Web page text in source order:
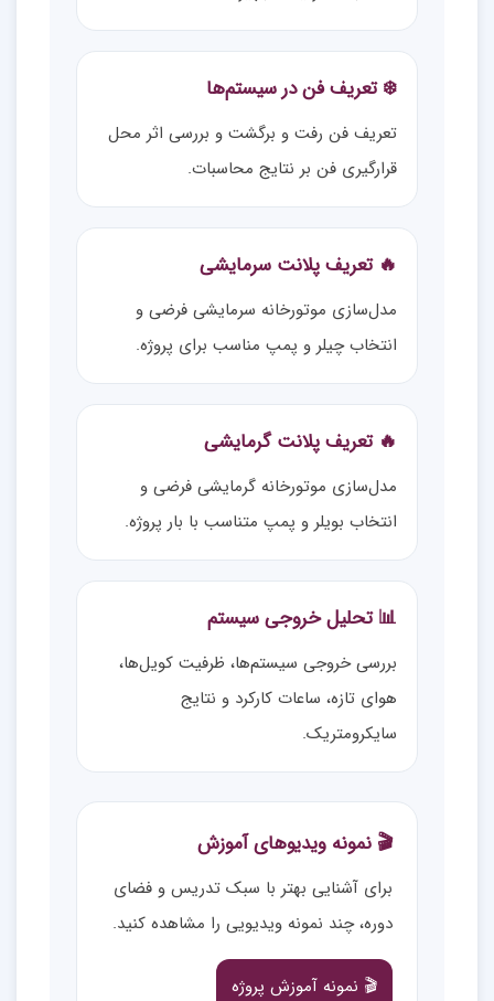
❄️ تعریف فن در سیستم‌ها
تعریف فن رفت و برگشت و بررسی اثر محل
قرارگیری فن بر نتایج محاسبات.
🔥 تعریف پلانت سرمایشی
مدل‌سازی موتورخانه سرمایشی فرضی و
انتخاب چیلر و پمپ مناسب برای پروژه.
🔥 تعریف پلانت گرمایشی
مدل‌سازی موتورخانه گرمایشی فرضی و
انتخاب بویلر و پمپ متناسب با بار پروژه.
📊 تحلیل خروجی سیستم
بررسی خروجی سیستم‌ها، ظرفیت کویل‌ها،
هوای تازه، ساعات کارکرد و نتایج
سایکرومتریک.
🎬 نمونه ویدیوهای آموزش
برای آشنایی بهتر با سبک تدریس و فضای
دوره، چند نمونه ویدیویی را مشاهده کنید.
🎬 نمونه آموزش پروژه